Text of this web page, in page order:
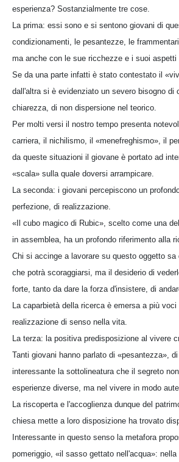
esperienza? Sostanzialmente tre cose.
La prima: essi sono e si sentono giovani di
condizionamenti, le pesantezze, le
ma anche con le sue ricchezze e i suoi aspetti
Se da una parte infatti è stato contestato il
dall'altra si è evidenziato un severo bisogno di
chiarezza, di non dispersione nel teorico.
Per molti versi il nostro tempo presenta
carriera, il nichilismo, il «menefreghismo», il
da queste situazioni il giovane è portato ad
«scala» sulla quale doversi arrampicare.
La seconda: i giovani percepiscono un
perfezione, di realizzazione.
«Il cubo magico di Rubic», scelto come una
in assemblea, ha un profondo riferimento alla
Chi si accinge a lavorare su questo oggetto
che potrà scoraggiarsi, ma il desiderio di
forte, tanto da dare la forza d'insistere, di
La caparbietà della ricerca è emersa a più
realizzazione di senso nella vita.
La terza: la positiva predisposizione al vivere
Tanti giovani hanno parlato di «pesantezza»,
interessante la sottolineatura che il segreto
esperienze diverse, ma nel vivere in modo
La riscoperta e l'accoglienza dunque del
chiesa mette a loro disposizione ha trovato
Interessante in questo senso la metafora
pomeriggio, «il sasso gettato nell'acqua»: